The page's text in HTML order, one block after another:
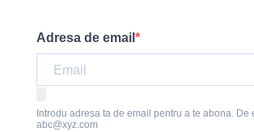
Adresa de email
Introdu adresa ta de email pentru a te abona. De
abc@xyz.com